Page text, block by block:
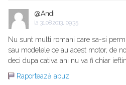
@Andi
la 31.08.2013, 09:35
Nu sunt multi romani care sa-si
sau modelele ce au acest motor, de
deci dupa cativa ani nu va fi chiar
Raportează abuz